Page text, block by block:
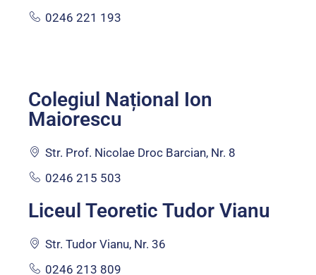
0246 221 193
Colegiul Național Ion
Maiorescu
Str. Prof. Nicolae Droc Barcian, Nr. 8
0246 215 503
Liceul Teoretic Tudor Vianu
Str. Tudor Vianu, Nr. 36
0246 213 809